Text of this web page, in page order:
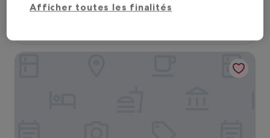
10,
est
de
234 €
Afficher toutes les finalités